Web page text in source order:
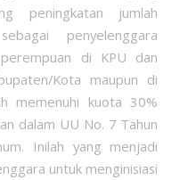
peningkatan jumlah
penyelenggara
di KPU dan
Kota maupun di
memenuhi kuota 30%
dalam UU No. 7 Tahun
Inilah yang menjadi
untuk menginisiasi